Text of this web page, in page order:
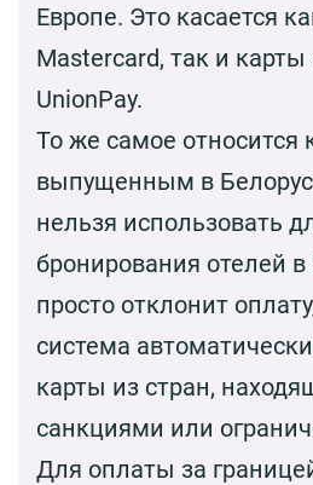
Европе. Это касается
Mastercard, так и карты
UnionPay.
То же самое относится
выпущенным в
нельзя использовать
бронирования отелей
просто отклонит
система
карты из стран,
санкциями или
Для оплаты за